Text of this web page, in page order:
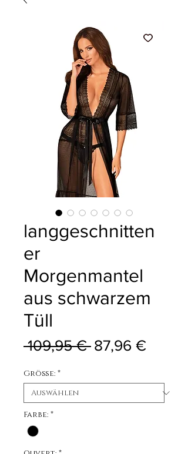
langgeschnitten
er
Morgenmantel
aus schwarzem
Tüll
109,95 € Standardpreis
87,96 €Sale-
Größe: *
Farbe: *